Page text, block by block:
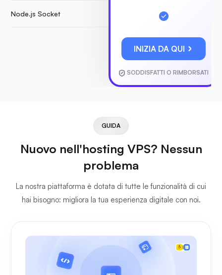
Node.js Socket
INIZIA DA QUI
SODDISFATTI O RIMBORSATI
GUIDA
Nuovo nell'hosting VPS? Nessun
problema
La nostra piattaforma è dotata di tutte le funzionalità di cui
hai bisogno: migliora la tua esperienza digitale con noi.